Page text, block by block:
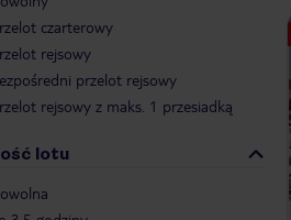
czarterowy
rejsowy
przelot rejsowy
rejsowy z maks. 1 przesiadką
lotu